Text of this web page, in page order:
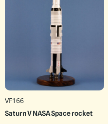
VF166
Saturn V NASA Space rocket